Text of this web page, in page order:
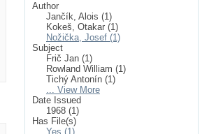
Author
Jančík, Alois (1)
Kokeš, Otakar (1)
Nožička, Josef (1)
Subject
Frič Jan (1)
Rowland William (1)
Tichý Antonín (1)
... View More
Date Issued
1968 (1)
Has File(s)
Yes (1)